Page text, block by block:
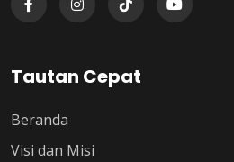
Tautan Cepat
Beranda
Visi dan Misi